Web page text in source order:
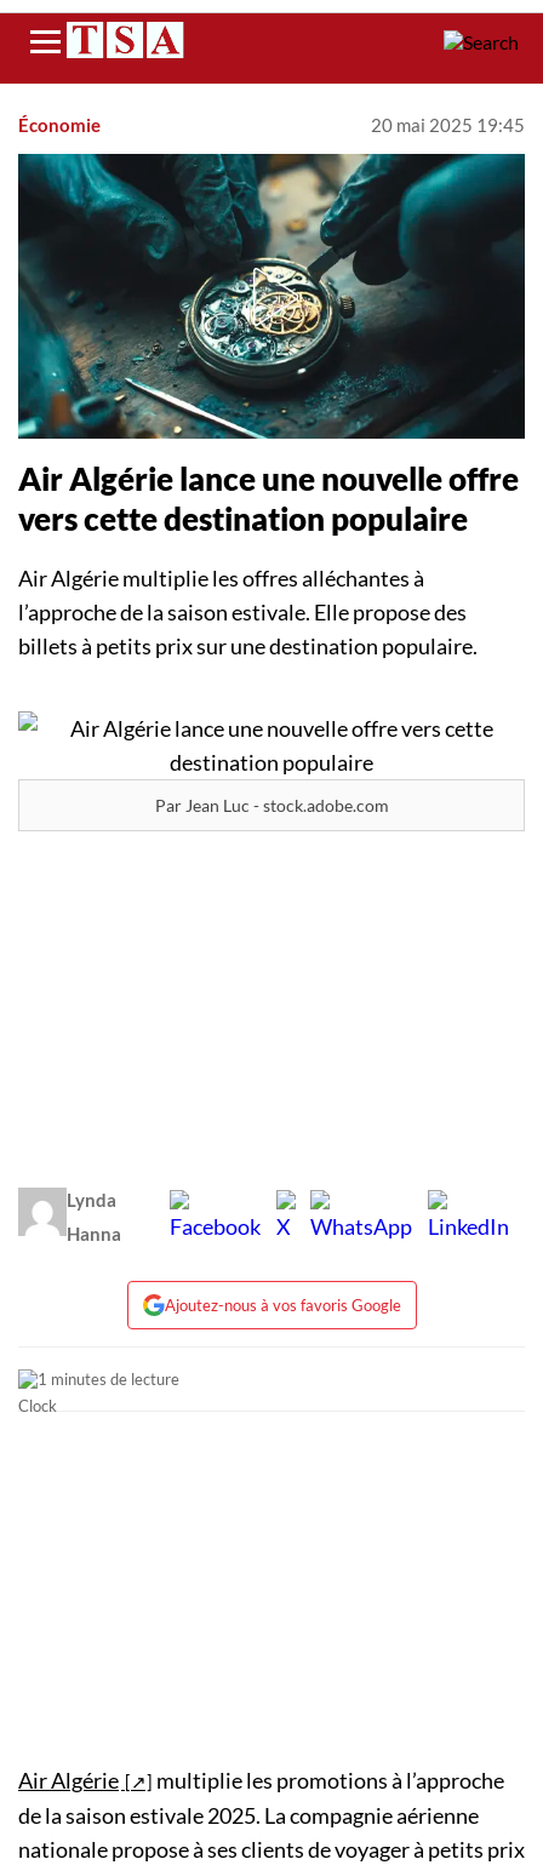
Menu
Économie 20 mai 2025 19:45
Air Algérie lance une nouvelle offre
vers cette destination populaire
Air Algérie multiplie les offres alléchantes à
l’approche de la saison estivale. Elle propose des
billets à petits prix sur une destination populaire.
Par Jean Luc - stock.adobe.com
Lynda
Hanna
Ajoutez-nous à vos favoris Google
1 minutes de lecture
Air Algérie
multiplie les promotions à l’approche
de la saison estivale 2025. La compagnie aérienne
nationale propose à ses clients de voyager à petits prix